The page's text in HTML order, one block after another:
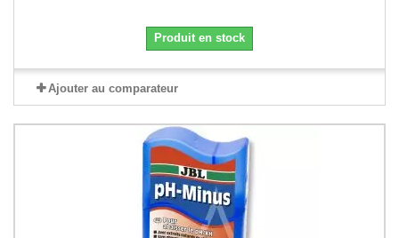
Produit en stock
Ajouter au comparateur